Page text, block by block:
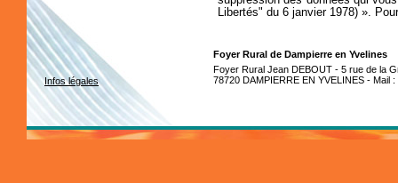
Libertés" du 6 janvier 1978) ».
Infos légales
Foyer Rural de Dampierre en Yvelines
Foyer Rural Jean DEBOUT - 5 rue de la
78720 DAMPIERRE EN YVELINES - Mail :